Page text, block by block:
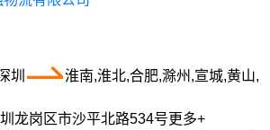
圳
淮南,淮北,合肥,滁州,宣城,黄山,
龙岗区市沙平北路534号更多+